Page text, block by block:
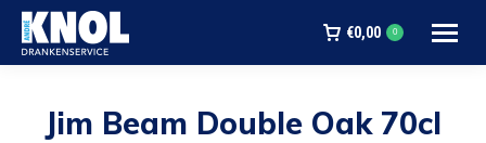
€0,00 0
Jim Beam Double Oak 70cl